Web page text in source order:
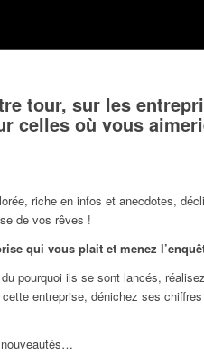
tour, sur les
celles où vous
riche en infos et anecdotes,
de vos rêves !
qui vous plait et menez
pourquoi ils se sont lancés,
entreprise, dénichez ses